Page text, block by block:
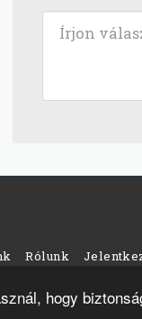
hogy
Rólunk